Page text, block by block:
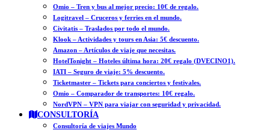
Omio – Tren y bus al mejor precio: 10€ de regalo.
Logitravel – Cruceros y ferries en el mundo.
Civitatis – Traslados por todo el mundo.
Klook – Actividades y tours en Asia: 5€ descuento.
Amazon – Artículos de viaje que necesitas.
HotelTonight – Hoteles última hora: 20€ regalo (DVECINO1).
IATI – Seguro de viaje: 5% descuento.
Ticketmaster – Tickets para conciertos y festivales.
Omio – Comparador de transportes: 10€ regalo.
NordVPN – VPN para viajar con seguridad y privacidad.
CONSULTORÍA
Consultoría de viajes Mundo